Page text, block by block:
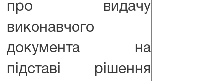
про видачу
виконавчого
документа на
підставі рішення